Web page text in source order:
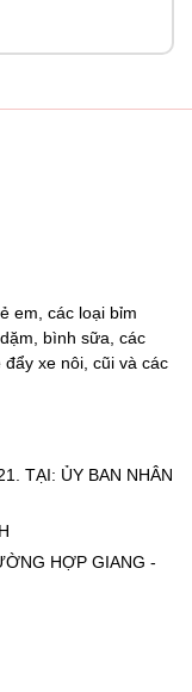
em, các loại bỉm
bình sữa, các
xe nôi, cũi và các
TẠI: ỦY BAN NHÂN
HỢP GIANG -